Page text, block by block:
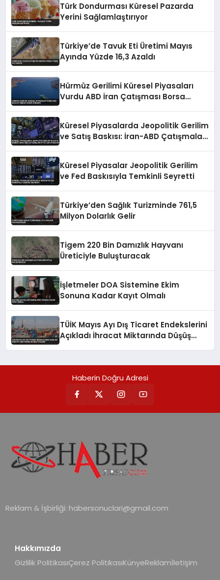
Türk Dondurması Küresel Pazarda
Yerini Sağlamlaştırıyor
Türkiye’de Tavuk Eti Üretimi Mayıs
Ayında Yüzde 16,3 Azaldı
Hürmüz Gerilimi Küresel Piyasaları
Vurdu ABD İran Çatışması Borsa
Küresel Piyasalarda Jeopolitik Gerilim
ve Satış Baskısı: İran-ABD Çatışmaları
Küresel Piyasalar Jeopolitik Gerilim
ve Fed Baskısıyla Temkinli Seyretti
Türkiye’den Sağlık Turizminde 761,5
Milyon Dolarlık Gelir
Tigem 220 Bin Damızlık Hayvanı
Üreticiyle Buluşturacak
İşletmeler DOA Sistemine Ekim
Sonuna Kadar Kayıt Olmalı
TÜİK Mayıs Ayı Dış Ticaret Endekslerini
Açıkladı İhracat Miktarında Düşüş
Haberin Doğru Adresi
Reklam & İşbirliği: habersonuclari@gmail.com
Hakkımızda
Gizlilik PolitikasıÇerez PolitikasıKünyeReklamİletişim